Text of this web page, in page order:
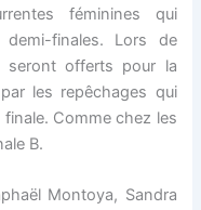
féminines qui
finales. Lors de
seront offerts pour la
les repêchages qui
Comme chez les
B.
Montoya, Sandra